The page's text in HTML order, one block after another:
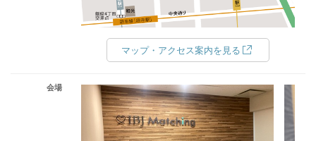
マップ・アクセス案内を見る
会場